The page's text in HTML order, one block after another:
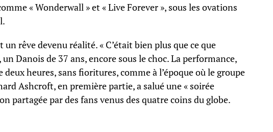
« Wonderwall » et « Live Forever », sous les ovations
rêve devenu réalité. « C’était bien plus que ce que
Danois de 37 ans, encore sous le choc. La performance,
deux heures, sans fioritures, comme à l’époque où le groupe
Ashcroft, en première partie, a salué une « soirée
partagée par des fans venus des quatre coins du globe.